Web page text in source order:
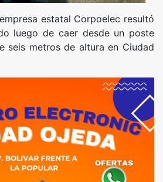
estatal Corpoelec resultó
luego de caer desde un poste
seis metros de altura en Ciudad